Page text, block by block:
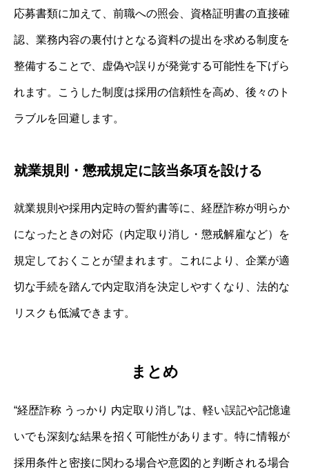
応募書類に加えて、前職への照会、資格証明書の直接確
認、業務内容の裏付けとなる資料の提出を求める制度を
整備することで、虚偽や誤りが発覚する可能性を下げら
れます。こうした制度は採用の信頼性を高め、後々のト
ラブルを回避します。
就業規則・懲戒規定に該当条項を設ける
就業規則や採用内定時の誓約書等に、経歴詐称が明らか
になったときの対応（内定取り消し・懲戒解雇など）を
規定しておくことが望まれます。これにより、企業が適
切な手続を踏んで内定取消を決定しやすくなり、法的な
リスクも低減できます。
まとめ
“経歴詐称 うっかり 内定取り消し”は、軽い誤記や記憶違
いでも深刻な結果を招く可能性があります。特に情報が
採用条件と密接に関わる場合や意図的と判断される場合